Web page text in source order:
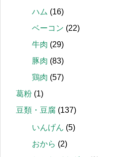
ハム (16)
ベーコン (22)
牛肉 (29)
豚肉 (83)
鶏肉 (57)
葛粉 (1)
豆類・豆腐 (137)
いんげん (5)
おから (2)